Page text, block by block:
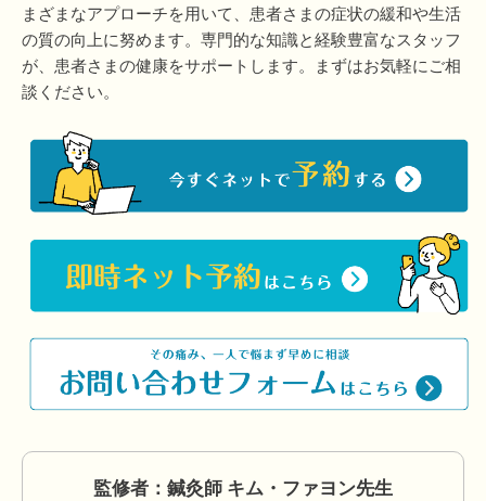
まざまなアプローチを用いて、患者さまの症状の緩和や生活
の質の向上に努めます。専門的な知識と経験豊富なスタッフ
が、患者さまの健康をサポートします。まずはお気軽にご相
談ください。
監修者：鍼灸師 キム・ファヨン先生